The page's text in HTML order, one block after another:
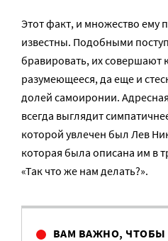
Этот факт, и множество
известны. Подобными
бравировать, их совершают
разумеющееся, да еще и
долей самоиронии.
всегда выглядит
которой увлечен был Лев
которая была описана им в
«Так что же нам делать?».
ВАМ ВАЖНО, ЧТОБЫ